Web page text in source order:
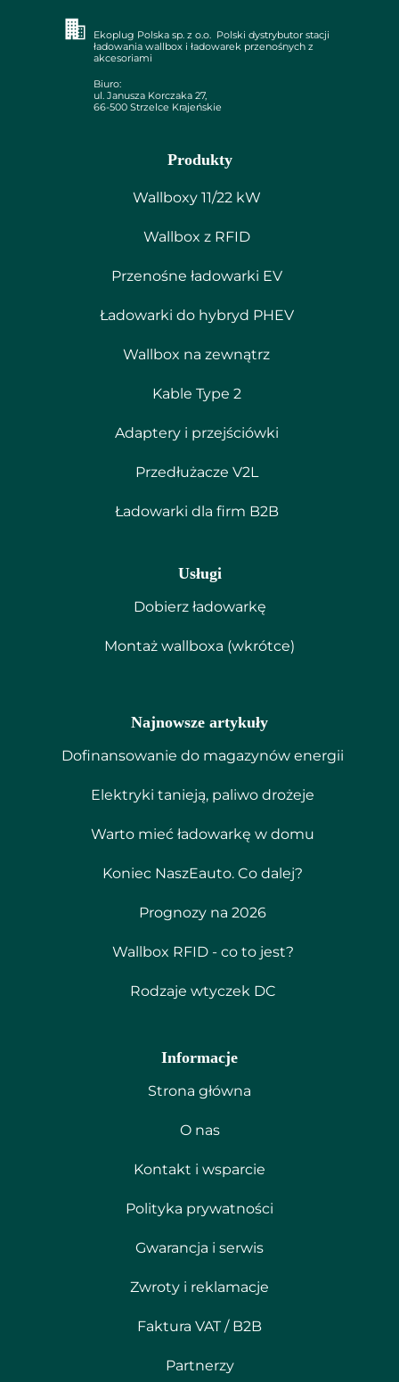
Produkty
Wallboxy 11/22 kW
Wallbox z RFID
Przenośne ładowarki EV
Ładowarki do hybryd PHEV
Wallbox na zewnątrz
Kable Type 2
Adaptery i przejściówki
Przedłużacze V2L
Ładowarki dla firm B2B
Najnowsze artykuły
Dofinansowanie do magazynów energii
Elektryki tanieją, paliwo drożeje
Warto mieć ładowarkę w domu
Koniec NaszEauto. Co dalej?
Prognozy na 2026
Wallbox RFID - co to jest?
Rodzaje wtyczek DC
Ekoplug Polska sp. z o.o. Polski dystrybutor stacji
ładowania wallbox i ładowarek przenośnych z
akcesoriami
Biuro:
ul. Janusza Korczaka 27,
66-500 Strzelce Krajeńskie
Informacje
Strona główna
O nas
Kontakt i wsparcie
Polityka prywatności
Gwarancja i serwis
Zwroty i reklamacje
Faktura VAT / B2B
Partnerzy
Usługi
Dobierz ładowarkę
Montaż wallboxa (wkrótce)